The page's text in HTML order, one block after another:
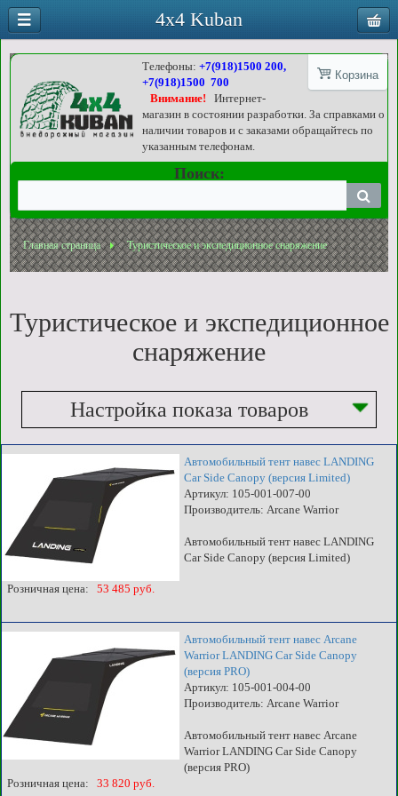
Корзина
Телефоны:+7(918)1500 200,
+7(918)1500 700
Внимание!
Интернет-
магазин в состоянии разработки. За справками о
наличии товаров и с заказами обращайтесь по
указанным телефонам.
Поиск:
Главная страница Туристическое и экспедиционное снаряжение
Туристическое и экспедиционное
снаряжение
Настройка показа товаров
Автомобильный тент навес LANDING
Car Side Canopy (версия Limited)
Артикул: 105-001-007-00
Производитель: Arcane Warrior
Автомобильный тент навес LANDING
Car Side Canopy (версия Limited)
Розничная цена: 53 485 руб.
Автомобильный тент навес Arcane
Warrior LANDING Car Side Canopy
(версия PRO)
Артикул: 105-001-004-00
Производитель: Arcane Warrior
Автомобильный тент навес Arcane
Warrior LANDING Car Side Canopy
(версия PRO)
Розничная цена: 33 820 руб.
4x4 Kuban